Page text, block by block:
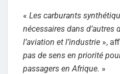
« Les carburants
nécessaires dans d’autres
l’aviation et l’industrie »,
pas de sens en priorité
passagers en Afrique. »